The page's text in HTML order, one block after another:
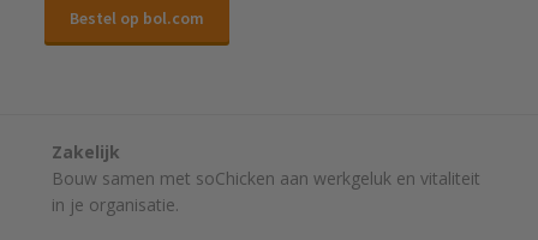
Bestel op bol.com
Zakelijk
Bouw samen met soChicken aan werkgeluk en vitaliteit
in je organisatie.